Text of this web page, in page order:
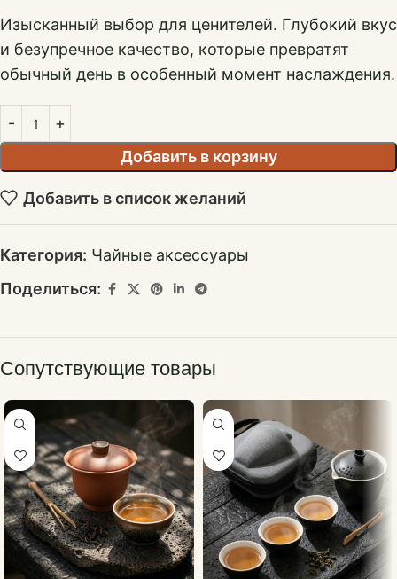
Изысканный выбор для ценителей. Глубокий вкус
и безупречное качество, которые превратят
обычный день в особенный момент наслаждения.
Добавить в корзину
Добавить в список желаний
Категория: Чайные аксессуары
Поделиться:
Сопутствующие товары